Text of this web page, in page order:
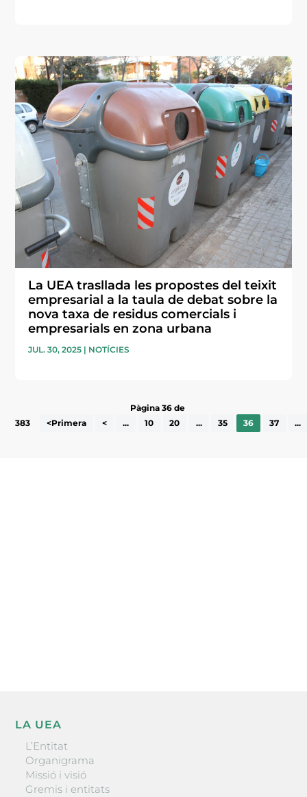
La UEA trasllada les propostes del teixit
empresarial a la taula de debat sobre la
nova taxa de residus comercials i
empresarials en zona urbana
JUL. 30, 2025 | NOTÍCIES
Pàgina 36 de
383
<Primera < ... 10 20 ... 35 36 37 ...
LA UEA
L’Entitat
Organigrama
Missió i visió
Gremis i entitats